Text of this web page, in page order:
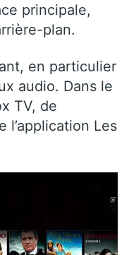
principale,
plan.
en particulier
audio. Dans le
TV, de
l’application Les